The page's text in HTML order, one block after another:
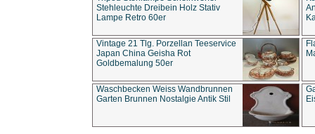
Stehleuchte Dreibein Holz Stativ
Lampe Retro 60er
Vintage 21 Tlg. Porzellan Teeservice
Japan China Geisha Rot
Goldbemalung 50er
Waschbecken Weiss Wandbrunnen
Garten Brunnen Nostalgie Antik Stil